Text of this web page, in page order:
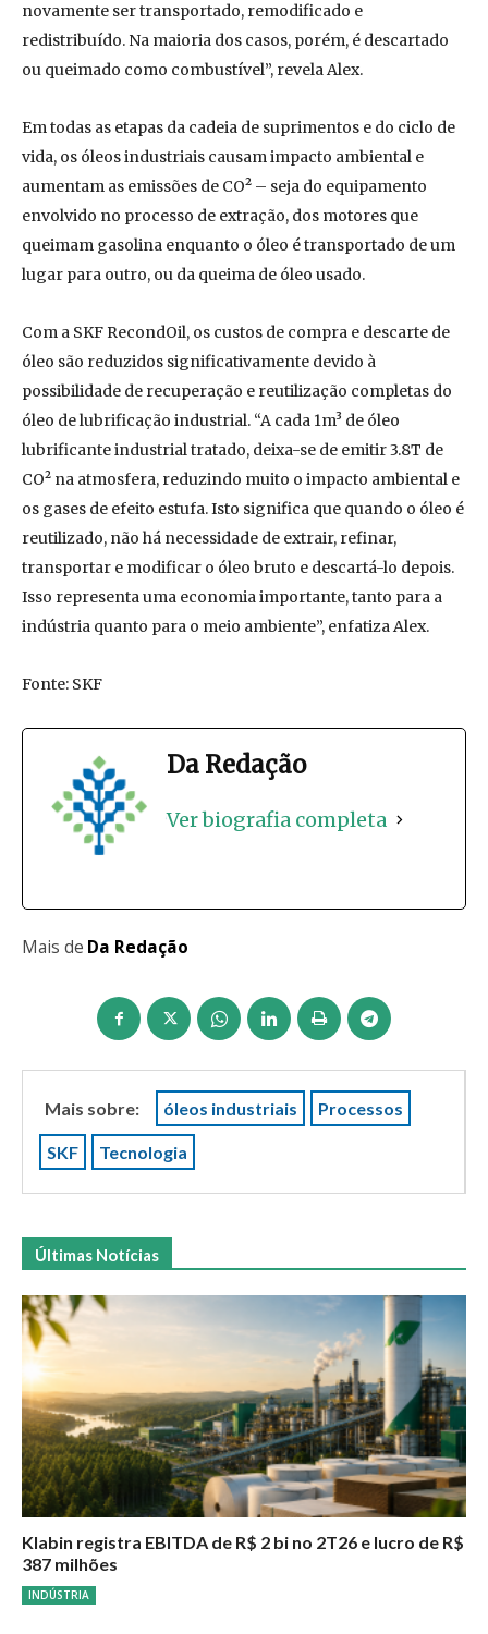
novamente ser transportado, remodificado e
redistribuído. Na maioria dos casos, porém, é descartado
ou queimado como combustível”, revela Alex.
Em todas as etapas da cadeia de suprimentos e do ciclo de
vida, os óleos industriais causam impacto ambiental e
aumentam as emissões de CO² – seja do equipamento
envolvido no processo de extração, dos motores que
queimam gasolina enquanto o óleo é transportado de um
lugar para outro, ou da queima de óleo usado.
Com a SKF RecondOil, os custos de compra e descarte de
óleo são reduzidos significativamente devido à
possibilidade de recuperação e reutilização completas do
óleo de lubrificação industrial. “A cada 1m³ de óleo
lubrificante industrial tratado, deixa-se de emitir 3.8T de
CO² na atmosfera, reduzindo muito o impacto ambiental e
os gases de efeito estufa. Isto significa que quando o óleo é
reutilizado, não há necessidade de extrair, refinar,
transportar e modificar o óleo bruto e descartá-lo depois.
Isso representa uma economia importante, tanto para a
indústria quanto para o meio ambiente”, enfatiza Alex.
Fonte: SKF
Da Redação
Ver biografia completa
Mais de Da Redação
Mais sobre: óleos industriais Processos
SKF Tecnologia
Últimas Notícias
Klabin registra EBITDA de R$ 2 bi no 2T26 e lucro de R$
387 milhões
INDÚSTRIA